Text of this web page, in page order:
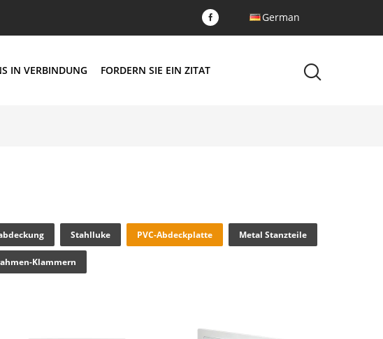
German
IN VERBINDUNG FORDERN SIE EIN ZITAT
Stahlluke PVC-Abdeckplatte Metal Stanzteile
Klammern